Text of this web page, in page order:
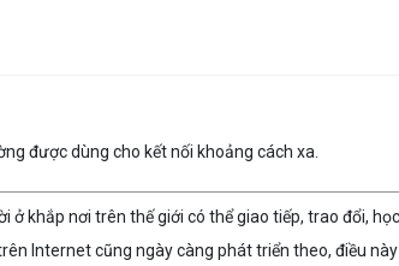
được dùng cho kết nối khoảng cách xa.
ở khắp nơi trên thế giới có thể giao tiếp, trao đổi, học
Internet cũng ngày càng phát triển theo, điều này